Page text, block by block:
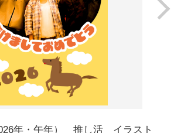
年・午年） 推し活 イラスト